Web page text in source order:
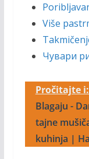
Više
Чувари
Pročitajte i:
Blagaju -
tajne
kuhinja |